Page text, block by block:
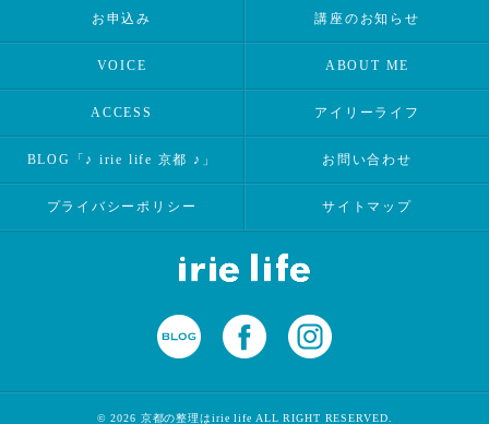
お申込み 講座のお知らせ
VOICE ABOUT ME
ACCESS アイリーライフ
BLOG「♪ irie life 京都 ♪」 お問い合わせ
プライバシーポリシー サイトマップ
© 2026 京都の整理はirie life ALL RIGHT RESERVED.